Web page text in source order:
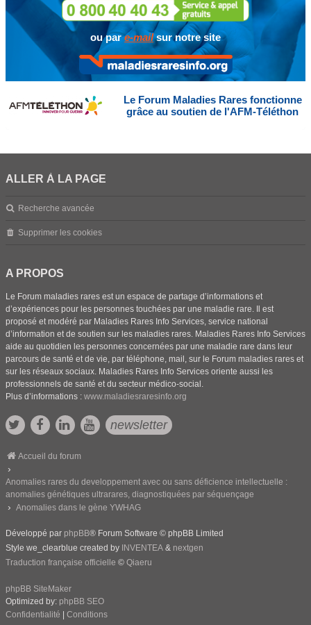
ou pare-mailsur notre site
Le Forum Maladies Rares fonctionne
grâce au soutien de l'AFM-Téléthon
ALLER À LA PAGE
Recherche avancée
Supprimer les cookies
A PROPOS
Le Forum maladies rares est un espace de partage d’informations et
d’expériences pour les personnes touchées par une maladie rare. Il est
proposé et modéré par Maladies Rares Info Services, service national
d’information et de soutien sur les maladies rares. Maladies Rares Info Services
aide au quotidien les personnes concernées par une maladie rare dans leur
parcours de santé et de vie, par téléphone, mail, sur le Forum maladies rares et
sur les réseaux sociaux. Maladies Rares Info Services oriente aussi les
professionnels de santé et du secteur médico-social.
Plus d’informations : www.maladiesraresinfo.org
newsletter
Accueil du forum
Anomalies rares du developpement avec ou sans déficience intellectuelle :
anomalies génétiques ultrarares, diagnostiquées par séquençage
Anomalies dans le gène YWHAG
Développé par phpBB® Forum Software © phpBB Limited
Style we_clearblue created by INVENTEA & nextgen
Traduction française officielle © Qiaeru
phpBB SiteMaker
Optimized by: phpBB SEO
Confidentialité
Conditions